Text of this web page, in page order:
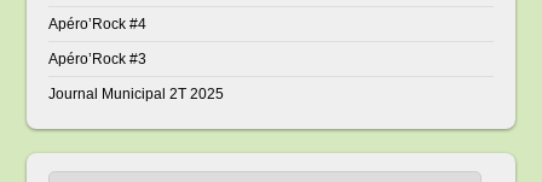
Apéro’Rock #4
Apéro’Rock #3
Journal Municipal 2T 2025